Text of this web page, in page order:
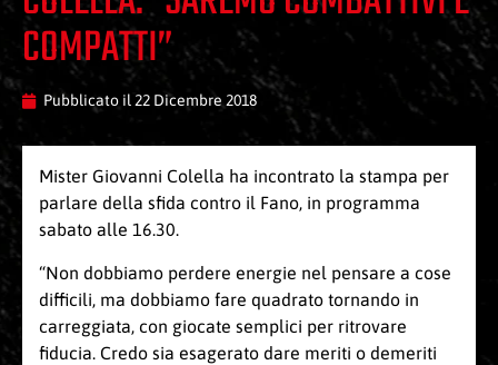
COMPATTI”
Pubblicato il 22 Dicembre 2018
Mister Giovanni Colella ha incontrato la stampa per
parlare della sfida contro il Fano, in programma
sabato alle 16.30.
“Non dobbiamo perdere energie nel pensare a cose
difficili, ma dobbiamo fare quadrato tornando in
carreggiata, con giocate semplici per ritrovare
fiducia. Credo sia esagerato dare meriti o demeriti